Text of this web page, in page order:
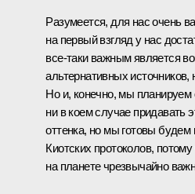
Разумеется, для нас очень
на первый взгляд у нас
все‑таки важным является
альтернативных
Но и, конечно, мы
ни в коем случае придавать
оттенка, но мы готовы
Киотских протоколов,
на планете чрезвычайно